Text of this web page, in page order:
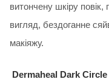
витончену шкіру
вигляд, бездоганне
макіяжу.
Dermaheal Dark